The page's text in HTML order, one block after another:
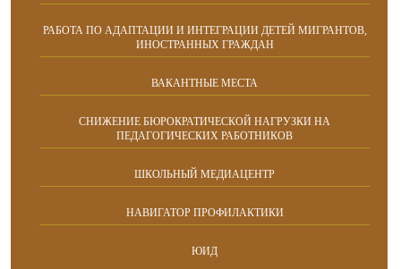
РАБОТА ПО АДАПТАЦИИ И ИНТЕГРАЦИИ ДЕТЕЙ МИГРАНТОВ,
ИНОСТРАННЫХ ГРАЖДАН
ВАКАНТНЫЕ МЕСТА
СНИЖЕНИЕ БЮРОКРАТИЧЕСКОЙ НАГРУЗКИ НА
ПЕДАГОГИЧЕСКИХ РАБОТНИКОВ
ШКОЛЬНЫЙ МЕДИАЦЕНТР
НАВИГАТОР ПРОФИЛАКТИКИ
ЮИД